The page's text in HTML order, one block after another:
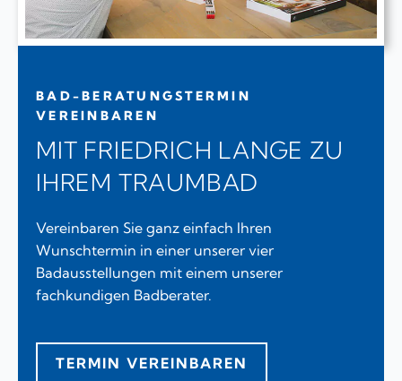
BAD-BERATUNGSTERMIN
VEREINBAREN
MIT FRIEDRICH LANGE ZU
IHREM TRAUMBAD
Vereinbaren Sie ganz einfach Ihren
Wunschtermin in einer unserer vier
Badausstellungen mit einem unserer
fachkundigen Badberater.
TERMIN VEREINBAREN